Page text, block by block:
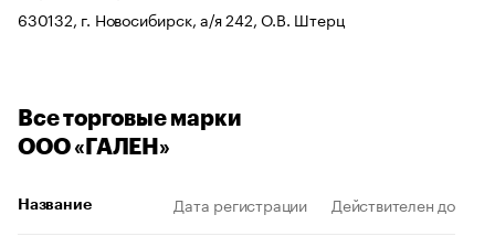
630132, г. Новосибирск, а/я 242, О.В. Штерц
Все торговые марки
ООО «ГАЛЕН»
Название Дата регистрации Действителен до